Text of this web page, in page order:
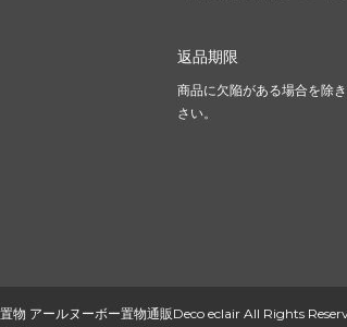
返品期限
商品に欠陥がある場合を除
さい。
アールヌーボー置物通販Deco eclair All Rights